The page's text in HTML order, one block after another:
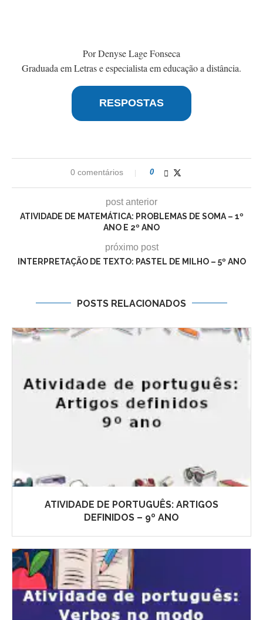
Por Denyse Lage Fonseca
Graduada em Letras e especialista em educação a distância.
RESPOSTAS
0 comentários 0
post anterior
ATIVIDADE DE MATEMÁTICA: PROBLEMAS DE SOMA – 1º
ANO E 2º ANO
próximo post
INTERPRETAÇÃO DE TEXTO: PASTEL DE MILHO – 5º ANO
POSTS RELACIONADOS
ATIVIDADE DE PORTUGUÊS: ARTIGOS
DEFINIDOS – 9º ANO